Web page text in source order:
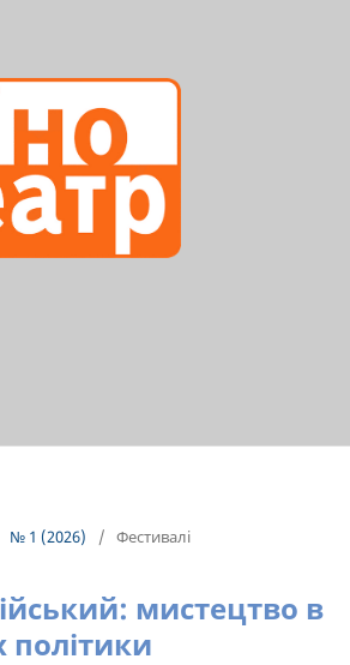
№ 1 (2026) / Фестивалі
мистецтво в
політики